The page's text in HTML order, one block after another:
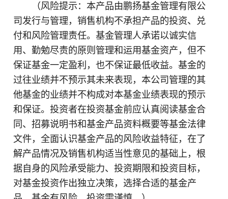
（风险提示：本产品由鹏扬基金管理有限公
司发行与管理，销售机构不承担产品的投资、兑
付和风险管理责任。基金管理人承诺以诚实信
用、勤勉尽责的原则管理和运用基金资产，但不
保证基金一定盈利，也不保证最低收益。基金的
过往业绩并不预示其未来表现，本公司管理的其
他基金的业绩并不构成对本基金业绩表现的预示
和保证。投资者在投资基金前应认真阅读基金合
同、招募说明书和基金产品资料概要等基金法律
文件，全面认识基金产品的风险收益特征，在了
解产品情况及销售机构适当性意见的基础上，根
据自身的风险承受能力、投资期限和投资目标，
对基金投资作出独立决策，选择合适的基金产